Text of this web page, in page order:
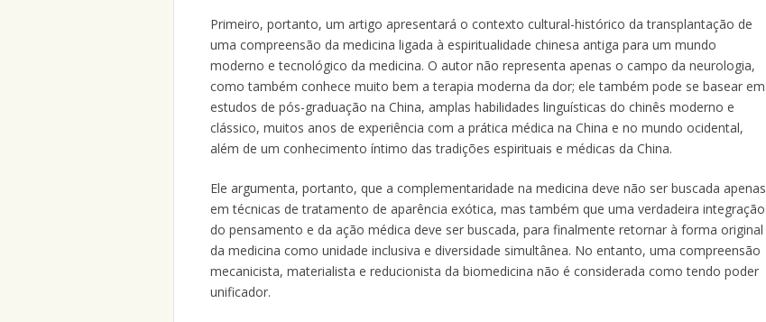
Primeiro, portanto, um artigo apresentará o contexto cultural-histórico da transplantação de
uma compreensão da medicina ligada à espiritualidade chinesa antiga para um mundo
moderno e tecnológico da medicina. O autor não representa apenas o campo da neurologia,
como também conhece muito bem a terapia moderna da dor; ele também pode se basear em
estudos de pós-graduação na China, amplas habilidades linguísticas do chinês moderno e
clássico, muitos anos de experiência com a prática médica na China e no mundo ocidental,
além de um conhecimento íntimo das tradições espirituais e médicas da China.
Ele argumenta, portanto, que a complementaridade na medicina deve não ser buscada apenas
em técnicas de tratamento de aparência exótica, mas também que uma verdadeira integração
do pensamento e da ação médica deve ser buscada, para finalmente retornar à forma original
da medicina como unidade inclusiva e diversidade simultânea. No entanto, uma compreensão
mecanicista, materialista e reducionista da biomedicina não é considerada como tendo poder
unificador.